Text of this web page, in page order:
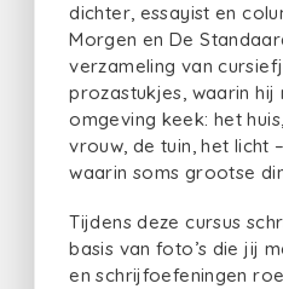
dichter, essayist en
Morgen en De
verzameling van
prozastukjes, waarin hij
omgeving keek: het
vrouw, de tuin, het licht
waarin soms grootse
Tijdens deze cursus
basis van foto’s die jij
en schrijfoefeningen